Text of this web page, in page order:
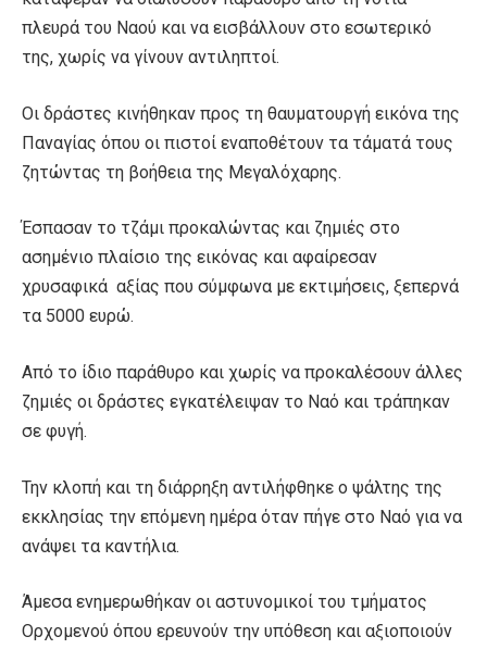
πλευρά του Ναού και να εισβάλλουν στο εσωτερικό
της, χωρίς να γίνουν αντιληπτοί.
Οι δράστες κινήθηκαν προς τη θαυματουργή εικόνα της
Παναγίας όπου οι πιστοί εναποθέτουν τα τάματά τους
ζητώντας τη βοήθεια της Μεγαλόχαρης.
Έσπασαν το τζάμι προκαλώντας και ζημιές στο
ασημένιο πλαίσιο της εικόνας και αφαίρεσαν
χρυσαφικά αξίας που σύμφωνα με εκτιμήσεις, ξεπερνά
τα 5000 ευρώ.
Από το ίδιο παράθυρο και χωρίς να προκαλέσουν άλλες
ζημιές οι δράστες εγκατέλειψαν το Ναό και τράπηκαν
σε φυγή.
Την κλοπή και τη διάρρηξη αντιλήφθηκε ο ψάλτης της
εκκλησίας την επόμενη ημέρα όταν πήγε στο Ναό για να
ανάψει τα καντήλια.
Άμεσα ενημερωθήκαν οι αστυνομικοί του τμήματος
Ορχομενού όπου ερευνούν την υπόθεση και αξιοποιούν